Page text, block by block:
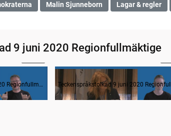
Malin Sjunneborn Lagar & regler
9 juni 2020 Regionfullmäktige
Teckenspråkstolkad 9 juni 2020 Regionfullmäktige
Inledande formalia